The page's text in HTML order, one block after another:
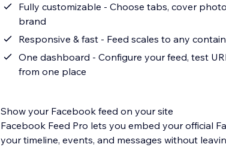
Fully customizable - Choose tabs, cover
brand
Responsive & fast - Feed scales to any
One dashboard - Configure your feed, test
from one place
Show your Facebook feed on your site
Facebook Feed Pro lets you embed your official
your timeline, events, and messages without